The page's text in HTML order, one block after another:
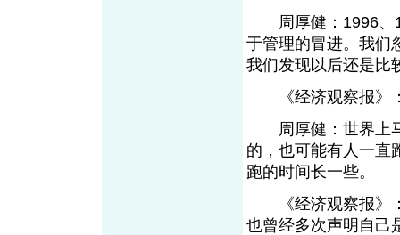
周厚健：1996、
于管理的冒进。我们
我们发现以后还是
《经济观察报》：
周厚健：世界上马
的，也可能有人一直
跑的时间长一些。
《经济观察报》：
也曾经多次声明自己